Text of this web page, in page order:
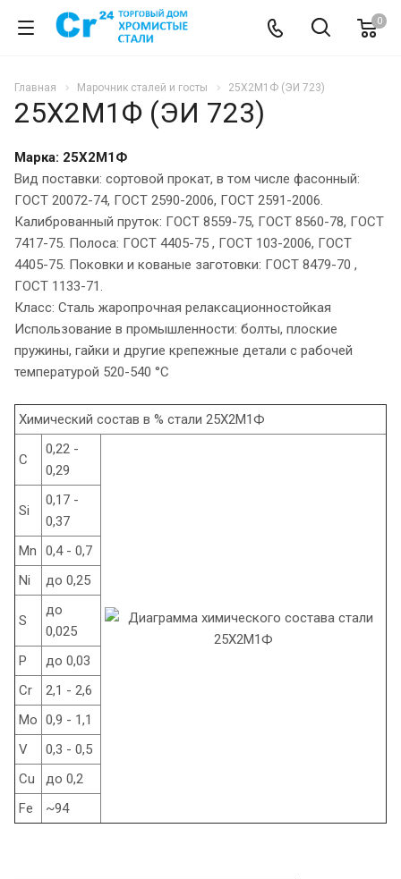
0
Главная Марочник сталей и госты 25Х2М1Ф (ЭИ 723)
25Х2М1Ф (ЭИ 723)
Марка: 25Х2М1Ф
Вид поставки: сортовой прокат, в том числе фасонный:
ГОСТ 20072-74, ГОСТ 2590-2006, ГОСТ 2591-2006.
Калиброванный пруток: ГОСТ 8559-75, ГОСТ 8560-78, ГОСТ
7417-75. Полоса: ГОСТ 4405-75 , ГОСТ 103-2006, ГОСТ
4405-75. Поковки и кованые заготовки: ГОСТ 8479-70 ,
ГОСТ 1133-71.
Класс: Сталь жаропрочная релаксационностойкая
Использование в промышленности: болты, плоские
пружины, гайки и другие крепежные детали с рабочей
температурой 520-540 °С
Химический состав в % стали 25Х2М1Ф
C
0,22 -
0,29
Si
0,17 -
0,37
Mn
0,4 - 0,7
Ni
до 0,25
S
до
0,025
P
до 0,03
Cr
2,1 - 2,6
Mo 0,9 - 1,1
V
0,3 - 0,5
Cu
до 0,2
Fe
~94